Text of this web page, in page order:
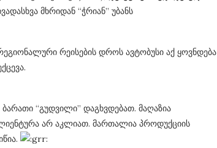
მხრიდან “ჭრიან” უბანს
რეისების დროს ავტობუსი აქ ყოვნდება
“გუდვილი” დაგხვდებათ. მაღაზია
არ აკლიათ. მართალია პროდუქციის